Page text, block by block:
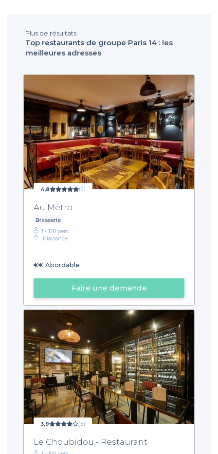
Plus de résultats
Top restaurants de groupe Paris 14 : les
meilleures adresses
4,8 (2)
Au Métro
Brasserie
1 - 120 pers.
Plaisance
€€ Abordable
Faire une demande
3,9 (5)
Le Choubidou - Restaurant